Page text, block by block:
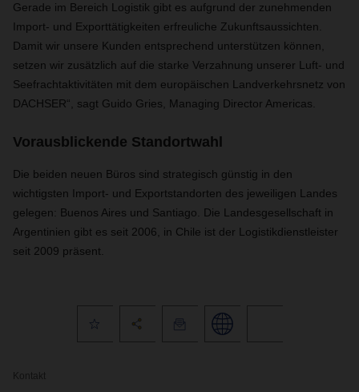
Gerade im Bereich Logistik gibt es aufgrund der zunehmenden
Import- und Exporttätigkeiten erfreuliche Zukunftsaussichten.
Damit wir unsere Kunden entsprechend unterstützen können,
setzen wir zusätzlich auf die starke Verzahnung unserer Luft- und
Seefrachtaktivitäten mit dem europäischen Landverkehrsnetz von
DACHSER“, sagt Guido Gries, Managing Director Americas.
Vorausblickende Standortwahl
Die beiden neuen Büros sind strategisch günstig in den
wichtigsten Import- und Exportstandorten des jeweiligen Landes
gelegen: Buenos Aires und Santiago. Die Landesgesellschaft in
Argentinien gibt es seit 2006, in Chile ist der Logistikdienstleister
seit 2009 präsent.
Kontakt